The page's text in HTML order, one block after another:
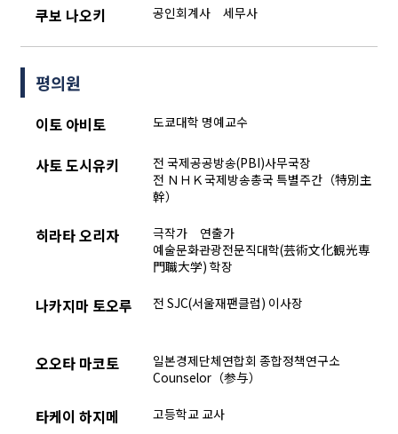
쿠보 나오키 공인회계사 세무사
평의원
이토 아비토 도쿄대학 명예교수
사토 도시유키
전 국제공공방송(PBI)사무국장
전 ＮＨＫ국제방송총국 특별주간（特別主
幹）
히라타 오리자
극작가 연출가
예술문화관광전문직대학(芸術文化観光専
門職大学) 학장
나카지마 토오루 전 SJC(서울재팬클럽) 이사장
오오타 마코토
일본경제단체연합회 종합정책연구소
Counselor（参与）
타케이 하지메 고등학교 교사